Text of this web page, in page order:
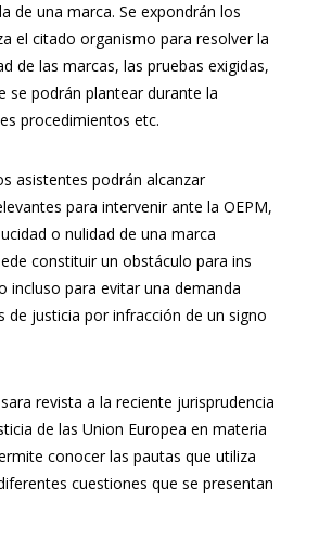
de una marca. Se expondrán los
el citado organismo para resolver la
de las marcas, las pruebas exigidas,
se podrán plantear durante la
procedimientos etc.
asistentes podrán alcanzar
para intervenir ante la OEPM,
o nulidad de una marca
constituir un obstáculo para ins
incluso para evitar una demanda
de justicia por infracción de un signo
revista a la reciente jurisprudencia
de las Union Europea en materia
conocer las pautas que utiliza
cuestiones que se presentan